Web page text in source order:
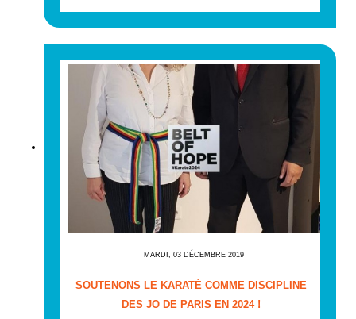
MARDI, 03 DÉCEMBRE 2019
SOUTENONS LE KARATÉ COMME DISCIPLINE
DES JO DE PARIS EN 2024 !